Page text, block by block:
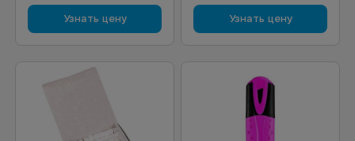
Узнать цену Узнать цену